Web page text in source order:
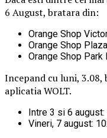
6 August, bratara din:
Orange Shop
Orange Shop
Orange Shop
Incepand cu luni,
aplicatia WOLT.
Intre 3 si 6
Vineri, 7 august: